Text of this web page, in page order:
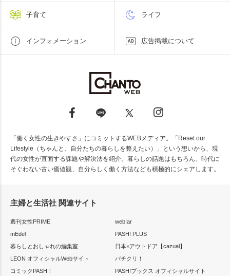
子育て ライフ
インフォメーション 広告掲載について
「働く女性の生きやすさ」にコミットするWEBメディア。「Reset our
Lifestyle（ちゃんと、自分たちの暮らしを整えたい）」という想いから、現
代の女性が直面する課題や解決法を紹介。暮らしの話題はもちろん、時代に
そぐわない古い価値観、自分らしく働く方法なども積極的にシェアします。
主婦と生活社 関連サイト
週刊女性PRIME
web!ar
mEdel
PASH! PLUS
暮らしとおしゃれの編集室
日本×アウトドア【cazual】
LEON オフィシャルWebサイト
パチクリ！
コミックPASH！
PASH!ブックス オフィシャルサイト